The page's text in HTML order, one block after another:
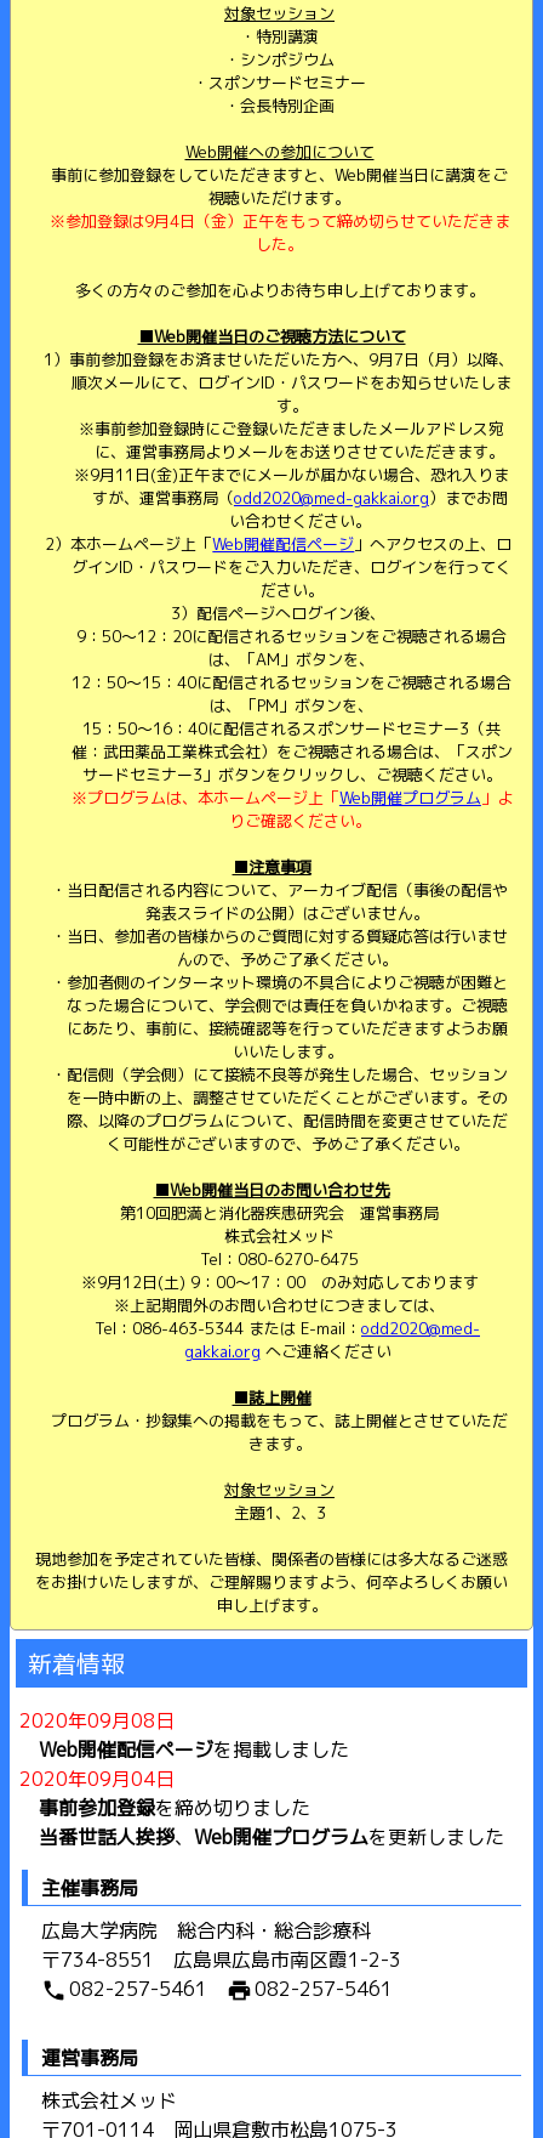
対象セッション
特別講演
シンポジウム
スポンサードセミナー
会長特別企画
Web開催への参加について
事前に参加登録をしていただきますと、Web開催当日に講演をご
視聴いただけます。
※参加登録は9月4日（金）正午をもって締め切らせていただきま
した。
多くの方々のご参加を心よりお待ち申し上げております。
■Web開催当日のご視聴方法について
1）事前参加登録をお済ませいただいた方へ、9月7日（月）以降、
順次メールにて、ログインID・パスワードをお知らせいたしま
す。
※事前参加登録時にご登録いただきましたメールアドレス宛
に、運営事務局よりメールをお送りさせていただきます。
※9月11日(金)正午までにメールが届かない場合、恐れ入りま
すが、運営事務局（odd2020@med-gakkai.org）までお問
い合わせください。
2）本ホームページ上「Web開催配信ページ 」へアクセスの上、ロ
グインID・パスワードをご入力いただき、ログインを行ってく
ださい。
3）配信ページへログイン後、
9：50～12：20に配信されるセッションをご視聴される場合
は、「AM」ボタンを、
12：50～15：40に配信されるセッションをご視聴される場合
は、「PM」ボタンを、
15：50～16：40に配信されるスポンサードセミナー3（共
催：武田薬品工業株式会社）をご視聴される場合は、「スポン
サードセミナー3」ボタンをクリックし、ご視聴ください。
※プログラムは、本ホームページ上「Web開催プログラム 」よ
りご確認ください。
■注意事項
当日配信される内容について、アーカイブ配信（事後の配信や
発表スライドの公開）はございません。
当日、参加者の皆様からのご質問に対する質疑応答は行いませ
んので、予めご了承ください。
参加者側のインターネット環境の不具合によりご視聴が困難と
なった場合について、学会側では責任を負いかねます。ご視聴
にあたり、事前に、接続確認等を行っていただきますようお願
いいたします。
配信側（学会側）にて接続不良等が発生した場合、セッション
を一時中断の上、調整させていただくことがございます。その
際、以降のプログラムについて、配信時間を変更させていただ
く可能性がございますので、予めご了承ください。
■Web開催当日のお問い合わせ先
第10回肥満と消化器疾患研究会 運営事務局
株式会社メッド
Tel：080-6270-6475
※9月12日(土) 9：00～17：00 のみ対応しております
※上記期間外のお問い合わせにつきましては、
Tel：086-463-5344 または E-mail： odd2020@med-
gakkai.org へご連絡ください
■誌上開催
プログラム・抄録集への掲載をもって、誌上開催とさせていただ
きます。
対象セッション
主題1、2、3
現地参加を予定されていた皆様、関係者の皆様には多大なるご迷惑
をお掛けいたしますが、ご理解賜りますよう、何卒よろしくお願い
申し上げます。
新着情報
2020年09月08日
Web開催配信ページを掲載しました
2020年09月04日
事前参加登録を締め切りました
当番世話人挨拶、 Web開催プログラムを更新しました
2020年08月07日
事前参加登録
2020年03月17日
ご案内を掲載しました
2020年03月16日
2020年01月09日
演題募集を締め切りました
2019年12月03日
演題募集を開始しました
主催事務局
広島大学病院 総合内科・総合診療科
〒734-8551 広島県広島市南区霞1-2-3
phone082-257-5461 print082-257-5461
運営事務局
株式会社メッド
〒701-0114 岡山県倉敷市松島1075-3